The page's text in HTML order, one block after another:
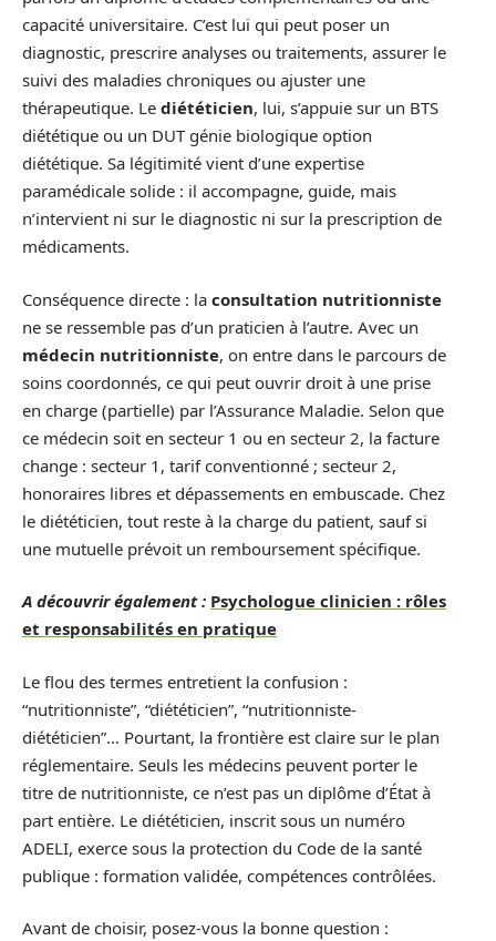
capacité universitaire. C’est lui qui peut poser un
diagnostic, prescrire analyses ou traitements, assurer le
suivi des maladies chroniques ou ajuster une
thérapeutique. Le diététicien, lui, s’appuie sur un BTS
diététique ou un DUT génie biologique option
diététique. Sa légitimité vient d’une expertise
paramédicale solide : il accompagne, guide, mais
n’intervient ni sur le diagnostic ni sur la prescription de
médicaments.
Conséquence directe : la consultation nutritionniste
ne se ressemble pas d’un praticien à l’autre. Avec un
médecin nutritionniste, on entre dans le parcours de
soins coordonnés, ce qui peut ouvrir droit à une prise
en charge (partielle) par l’Assurance Maladie. Selon que
ce médecin soit en secteur 1 ou en secteur 2, la facture
change : secteur 1, tarif conventionné ; secteur 2,
honoraires libres et dépassements en embuscade. Chez
le diététicien, tout reste à la charge du patient, sauf si
une mutuelle prévoit un remboursement spécifique.
A découvrir également : Psychologue clinicien : rôles
et responsabilités en pratique
Le flou des termes entretient la confusion :
“nutritionniste”, “diététicien”, “nutritionniste-
diététicien”… Pourtant, la frontière est claire sur le plan
réglementaire. Seuls les médecins peuvent porter le
titre de nutritionniste, ce n’est pas un diplôme d’État à
part entière. Le diététicien, inscrit sous un numéro
ADELI, exerce sous la protection du Code de la santé
publique : formation validée, compétences contrôlées.
Avant de choisir, posez-vous la bonne question :